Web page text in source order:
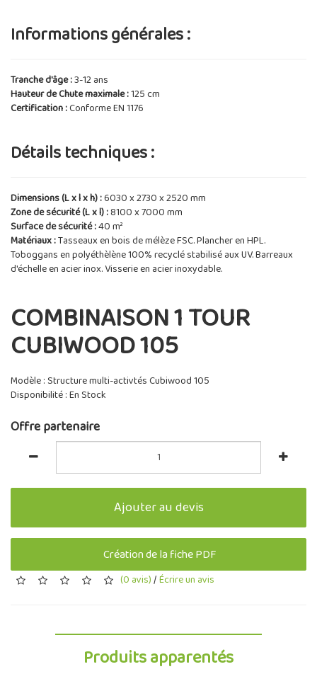
Informations générales :
Tranche d'âge :3-12 ans
Hauteur de Chute maximale :125 cm
Certification :Conforme EN 1176
Détails techniques :
Dimensions (L x l x h) :6030 x 2730 x 2520 mm
Zone de sécurité (L x l) :8100 x 7000 mm
Surface de sécurité :40 m²
Matériaux :Tasseaux en bois de mélèze FSC. Plancher en HPL.
Toboggans en polyéthèlène 100% recyclé stabilisé aux UV. Barreaux
d'échelle en acier inox. Visserie en acier inoxydable.
COMBINAISON 1 TOUR
CUBIWOOD 105
Modèle : Structure multi-activtés Cubiwood 105
Disponibilité : En Stock
Offre partenaire
Ajouter au devis
Création de la fiche PDF
(0 avis)/Écrire un avis
Produits apparentés